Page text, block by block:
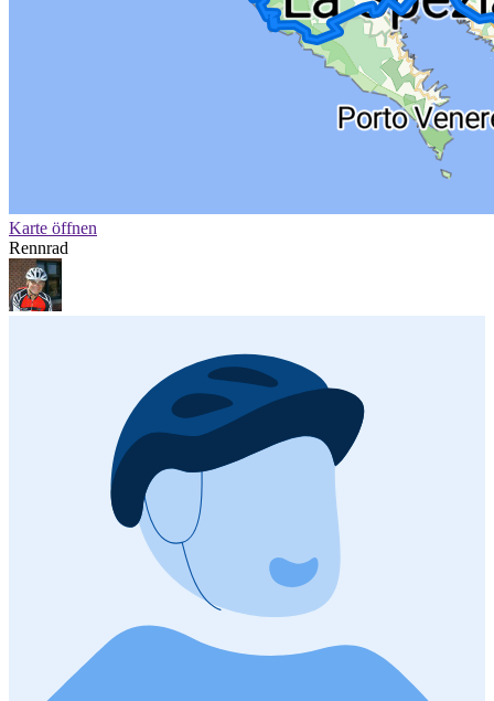
Karte öffnen
Rennrad